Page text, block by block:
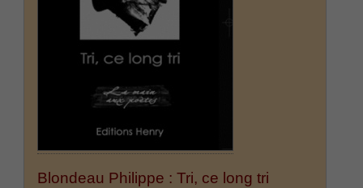
Blondeau Philippe : Tri, ce long tri